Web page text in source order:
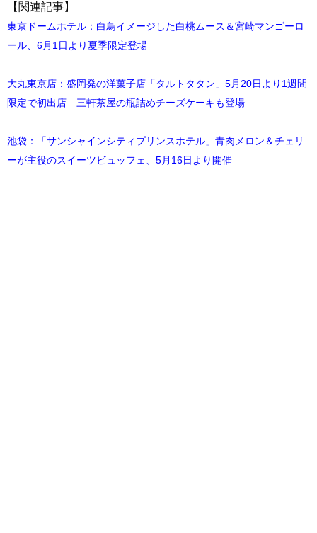
【関連記事】
東京ドームホテル：白鳥イメージした白桃ムース＆宮崎マンゴーロ
ール、6月1日より夏季限定登場
大丸東京店：盛岡発の洋菓子店「タルトタタン」5月20日より1週間
限定で初出店 三軒茶屋の瓶詰めチーズケーキも登場
池袋：「サンシャインシティプリンスホテル」青肉メロン＆チェリ
ーが主役のスイーツビュッフェ、5月16日より開催